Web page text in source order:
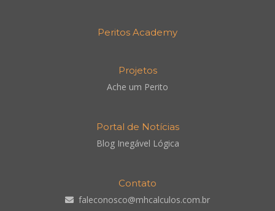
Peritos Academy
Projetos
Ache um Perito
Portal de Notícias
Blog Inegável Lógica
Contato
faleconosco@mhcalculos.com.br